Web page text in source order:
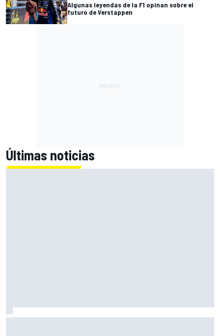
Algunas leyendas de la F1 opinan sobre el
futuro de Verstappen
Últimas noticias